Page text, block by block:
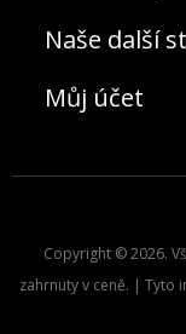
Naše další
Můj účet
Copyright © 2026.
zahrnuty v ceně. | Tyto